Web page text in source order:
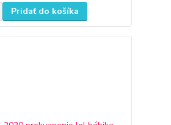
Pridať do košíka